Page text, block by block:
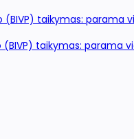
taikymas:
taikymas: